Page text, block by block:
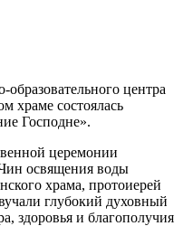
центра
храме состоялась
Господне».
церемонии
освящения воды
храма, протоиерей
глубокий духовный
здоровья и благополучия